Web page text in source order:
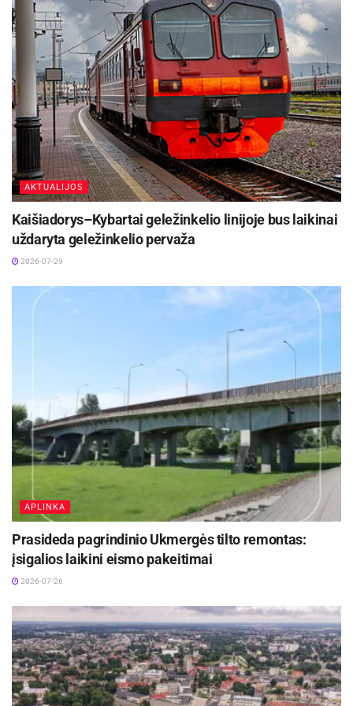
Automobilio ilgis siekia 4 723 mm, o aukštis – 1
469 mm, todėl keleiviams suteikiama daugiau
vietos virš galvos. Bagažinės tūris svyruoja nuo
455 iki 1 290 litrų, o po priekiniu kapotu
papildomai įrengta 101 litro talpa, todėl
automobilis idealiai tiks tiek kasdieniams
poreikiams, tiek ilgesnėms šeimos kelionėms.
Galinė sėdynė dalinama santykiu 40:20:40,
montuojami standartiniai stogo bėgeliai gali
atlaikyti iki 75 kg apkrovą. Automobilis taip pat
gali vilkti iki 1 800 kg sveriančią priekabą – tai
įspūdingas praktiškumo rodiklis šio segmento
elektromobiliui.
CLA 250+ Shooting Brake mit EQ
Patobulinta salono patirtis
AKTUALIJOS
Kaišiadorys–Kybartai geležinkelio linijoje bus laikinai
uždaryta geležinkelio pervaža
2026-07-29
APLINKA
Prasideda pagrindinio Ukmergės tilto remontas:
įsigalios laikini eismo pakeitimai
2026-07-26